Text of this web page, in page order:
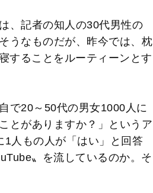
M
u
t
、記者の知人の30代男性の
うなものだが、昨今では、枕
することをルーティーンとす
で20～50代の男女1000人に
とがありますか？」というア
1人もの人が「はい」と回答
〟を流しているのか。そ